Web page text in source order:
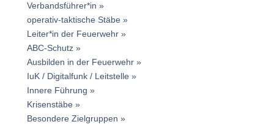
Verbandsführer*in
operativ-taktische Stäbe
Leiter*in der Feuerwehr
ABC-Schutz
Ausbilden in der Feuerwehr
IuK / Digitalfunk / Leitstelle
Innere Führung
Krisenstäbe
Besondere Zielgruppen